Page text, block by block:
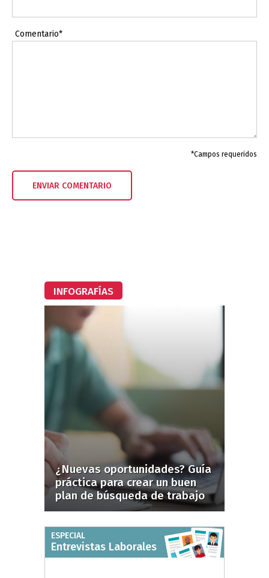
Comentario*
*Campos requeridos
INFOGRAFÍAS
¿Nuevas oportunidades? Guía
práctica para crear un buen
plan de búsqueda de trabajo
ESPECIAL
Entrevistas Laborales